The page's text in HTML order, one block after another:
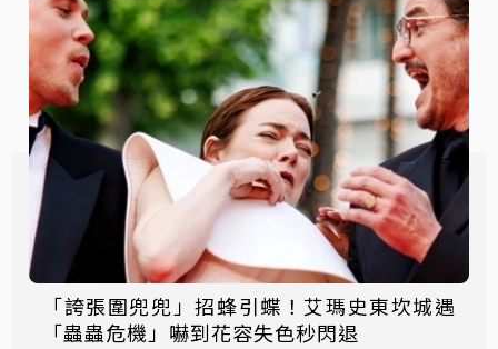
「誇張圍兜兜」招蜂引蝶！艾瑪史東坎城遇
「蟲蟲危機」嚇到花容失色秒閃退